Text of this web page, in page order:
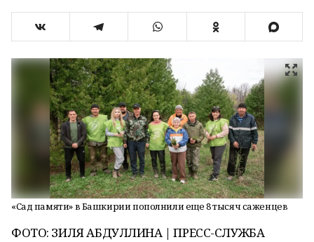
«Сад памяти» в Башкирии пополнили еще 8 тысяч саженцев
ФОТО: ЗИЛЯ АБДУЛЛИНА | ПРЕСС-СЛУЖБА